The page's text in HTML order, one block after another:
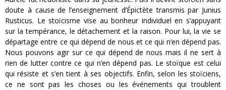
doute à cause de l’enseignement d’Épictète transmis par Junius
Rusticus. Le stoïcisme vise au bonheur individuel en s’appuyant
sur la tempérance, le détachement et la raison. Pour lui, la vie se
départage entre ce qui dépend de nous et ce qui n’en dépend pas.
Nous pouvons agir sur ce qui dépend de nous mais il ne sert à
rien de lutter contre ce qui n’en dépend pas. Le stoïque est celui
qui résiste et s’en tient à ses objectifs. Enfin, selon les stoïciens,
ce ne sont pas les choses ou les événements qui troublent